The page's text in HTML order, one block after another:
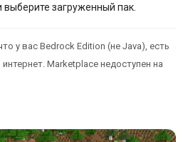
загруженный пак.
у вас Bedrock Edition (не Java), есть
Marketplace недоступен на